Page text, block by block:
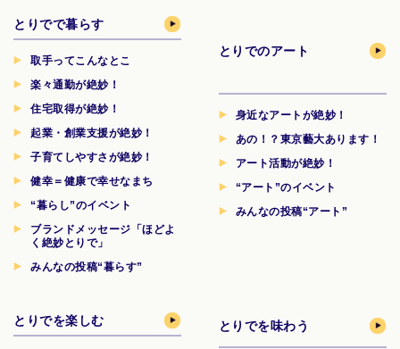
とりでで暮らす
取手ってこんなとこ
楽々通勤が絶妙！
住宅取得が絶妙！
起業・創業支援が絶妙！
子育てしやすさが絶妙！
健幸＝健康で幸せなまち
“暮らし”のイベント
ブランドメッセージ「ほどよ
く絶妙とりで」
みんなの投稿“暮らす”
とりでのアート
身近なアートが絶妙！
あの！？東京藝大あります！
アート活動が絶妙！
“アート”のイベント
みんなの投稿“アート”
とりでを楽しむ とりでを味わう